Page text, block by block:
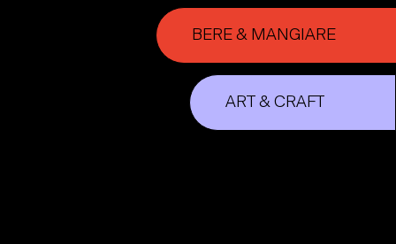
BERE & MANGIARE
ART & CRAFT